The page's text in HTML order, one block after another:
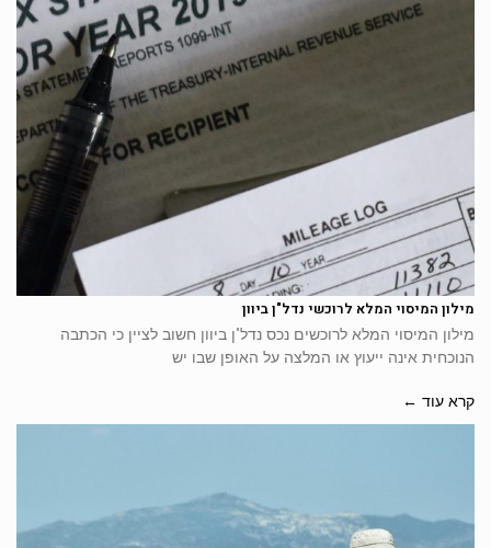
מילון המיסוי המלא לרוכשי נדל"ן ביוון
מילון המיסוי המלא לרוכשים נכס נדל"ן ביוון חשוב לציין כי הכתבה
הנוכחית אינה ייעוץ או המלצה על האופן שבו יש
קרא עוד ←